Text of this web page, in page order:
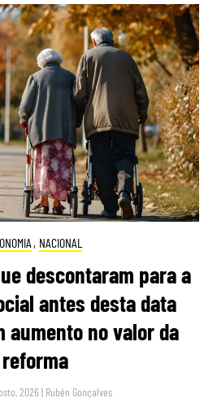
, NACIONAL
descontaram para a
antes desta data
aumento no valor da
reforma
2026 | Rubén Gonçalves